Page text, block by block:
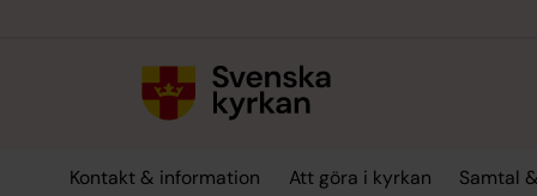
Kontakt & information Att göra i kyrkan Samtal